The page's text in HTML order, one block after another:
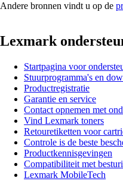
Andere bronnen vindt u op de
Lexmark
Startpagina voor
Stuurprogramma's en
Productregistratie
Garantie en service
Contact opnemen met
Vind Lexmark toners
Retouretiketten voor
Controle is de beste
Productkennisgevingen
Compatibiliteit met
Lexmark MobileTech